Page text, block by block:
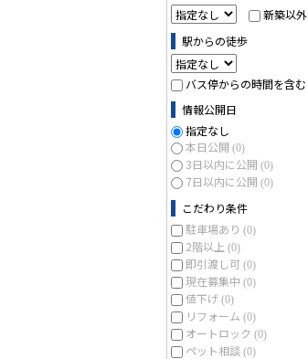
新築以外
駅からの徒歩
バス停からの時間を含む
情報公開日
指定なし
本日公開 (0)
3日以内に公開 (0)
7日以内に公開 (0)
こだわり条件
駐車場あり (0)
2階以上 (0)
即引渡し可 (0)
現在募集中 (0)
値下げ (0)
リフォーム (0)
オートロック (0)
ペット相談 (0)